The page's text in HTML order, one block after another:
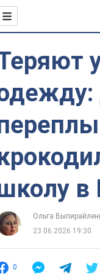
в
Ольга
23.06.2026 19:30
0